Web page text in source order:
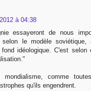
à 04:38
essayeront de nous
selon le modèle soviétique,
idéologique. C'est
mondialisme, comme
qu'ils engendrent.